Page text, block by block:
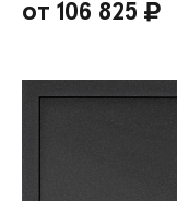
от 106 825